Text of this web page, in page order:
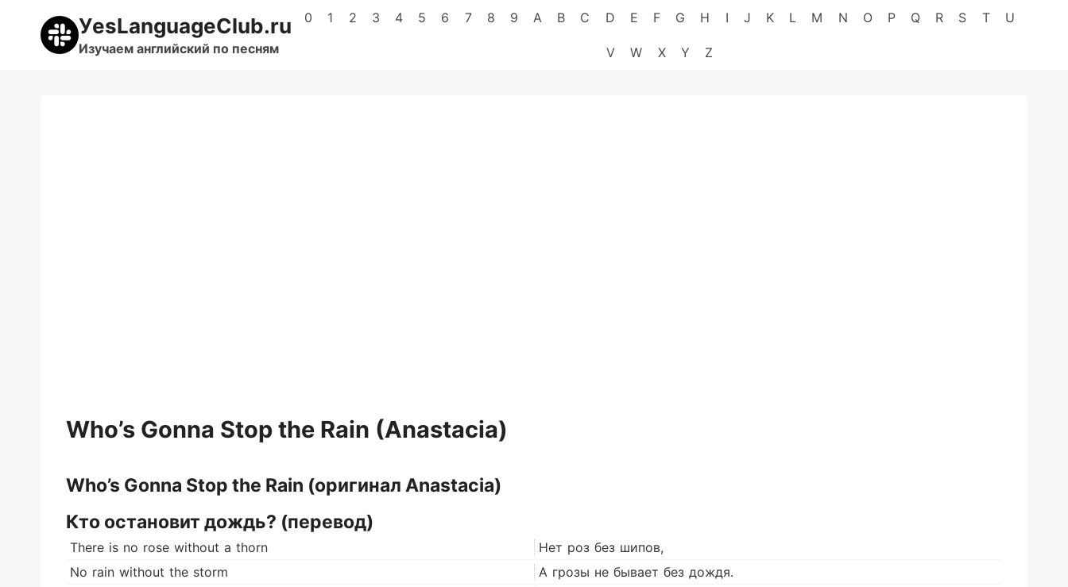
содержимому
УesLanguageClub.ru
Изучаем английский по песням
0 1 2 3 4 5 6 7 8 9 A B C D E F G H I J K L M N O P Q R S T U
V W X Y Z
Who’s Gonna Stop the Rain (Anastacia)
Who’s Gonna Stop the Rain (оригинал Anastacia)
Кто остановит дождь? (перевод)
There is no rose without a thorn
Нет роз без шипов,
No rain without the storm
А грозы не бывает без дождя.